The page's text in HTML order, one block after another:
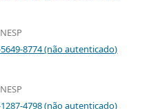
8774 (não autenticado)
4798 (não autenticado)